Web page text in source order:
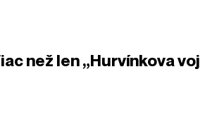
než len „Hurvínkova voj